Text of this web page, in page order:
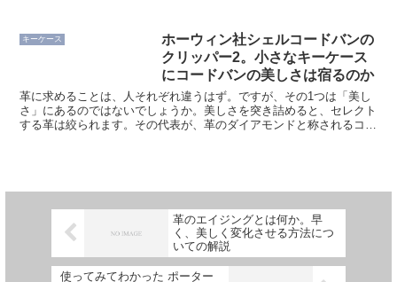
キーケース
ホーウィン社シェルコードバンの
クリッパー2。小さなキーケース
にコードバンの美しさは宿るのか
革に求めることは、人それぞれ違うはず。ですが、その1つは「美し
さ」にあるのではないでしょうか。美しさを突き詰めると、セレクト
する革は絞られます。その代表が、革のダイアモンドと称されるコー
革のエイジングとは何か。早
く、美しく変化させる方法につ
いての解説
使ってみてわかった ポーター